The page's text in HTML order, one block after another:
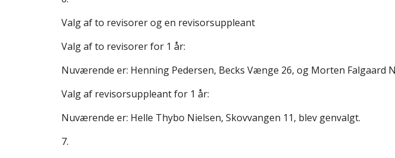
Valg af to revisorer og en revisorsuppleant
Valg af to revisorer for 1 år:
Nuværende er: Henning Pedersen, Becks Vænge 26, og Morten Falgaard
Valg af revisorsuppleant for 1 år:
Nuværende er: Helle Thybo Nielsen, Skovvangen 11, blev genvalgt.
7.